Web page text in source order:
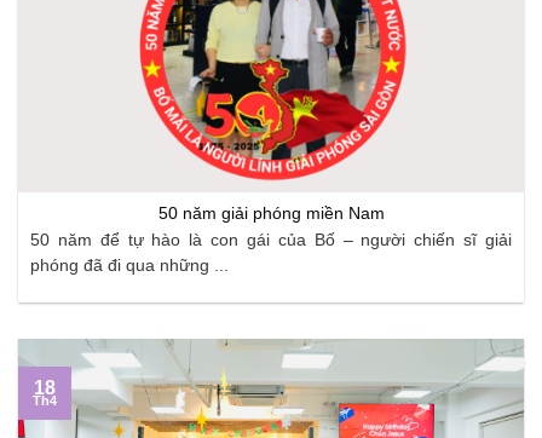
50 năm giải phóng miền Nam
50 năm để tự hào là con gái của Bố – người chiến sĩ giải
phóng đã đi qua những ...
18
Th4